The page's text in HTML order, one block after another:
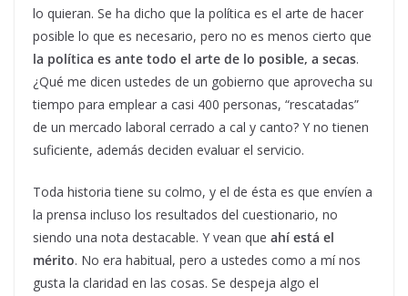
lo quieran. Se ha dicho que la política es el arte de hacer
posible lo que es necesario, pero no es menos cierto que
la política es ante todo el arte de lo posible, a secas.
¿Qué me dicen ustedes de un gobierno que aprovecha su
tiempo para emplear a casi 400 personas, “rescatadas”
de un mercado laboral cerrado a cal y canto? Y no tienen
suficiente, además deciden evaluar el servicio.
Toda historia tiene su colmo, y el de ésta es que envíen a
la prensa incluso los resultados del cuestionario, no
siendo una nota destacable. Y vean que ahí está el
mérito. No era habitual, pero a ustedes como a mí nos
gusta la claridad en las cosas. Se despeja algo el